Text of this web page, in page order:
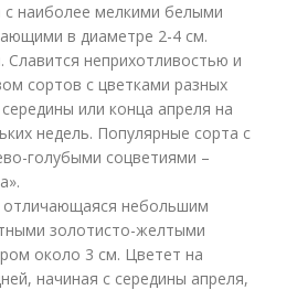
наиболее мелкими белыми
в диаметре 2-4 см.
Славится неприхотливостью и
сортов с цветками разных
или конца апреля на
недель. Популярные сорта с
голубыми соцветиями –
небольшим
золотисто-желтыми
около 3 см. Цветет на
начиная с середины апреля,